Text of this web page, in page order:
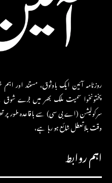
روزنامہ آئین ایک باوثوق، مستند اور
پختونخوا سمیت ملک بھر میں بڑے شوق
سرکولیشن (اے بی سی) سے باقاعدہ طور پر
وقت بلاتعطل شائع ہو رہا ہے،
اہم روابط